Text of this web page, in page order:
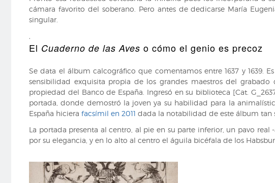
cámara favorito del soberano. Pero antes de dedicarse María
singular.
El Cuaderno de las Aves o cómo el genio es precoz
Se data el álbum calcográfico que comentamos entre 1637 y 1639.
sensibilidad exquisita propia de los grandes maestros del
propiedad del Banco de España. Ingresó en su biblioteca [Cat.
portada, donde demostró la joven ya su habilidad para la
España hiciera facsímil en 2011 dada la notabilidad de este álbum tan
La portada presenta al centro, al pie en su parte inferior, un pavo
por su elegancia, y en lo alto al centro el águila bicéfala de los